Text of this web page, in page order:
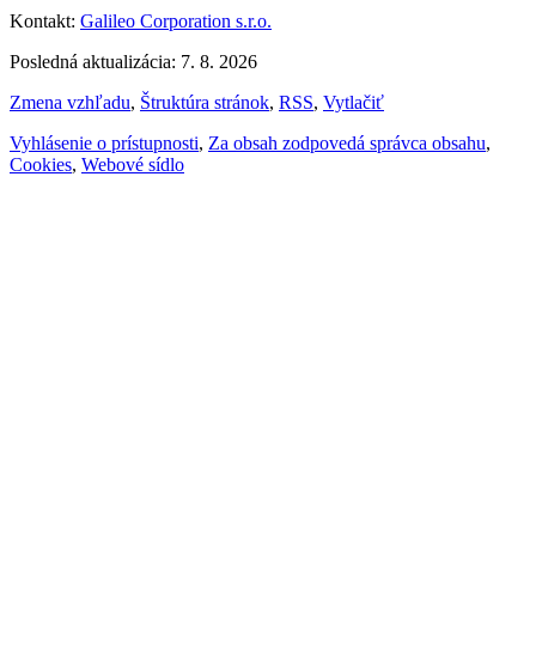
Kontakt: Galileo Corporation s.r.o.
Posledná aktualizácia: 7. 8. 2026
Zmena vzhľadu, Štruktúra stránok, RSS, Vytlačiť
Vyhlásenie o prístupnosti, Za obsah zodpovedá správca obsahu,
Cookies, Webové sídlo